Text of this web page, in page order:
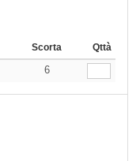
Scorta Qttà
6